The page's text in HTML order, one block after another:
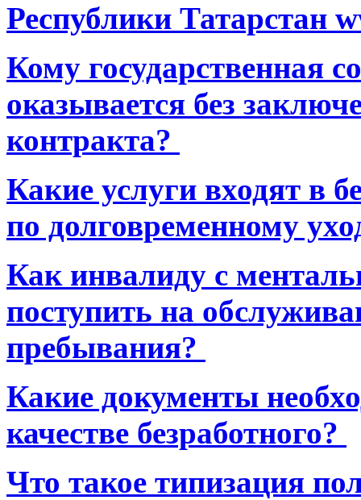
Республики Татарстан
Кому государственная
оказывается без
контракта?
Какие услуги входят в
по долговременному
Как инвалиду с
поступить на
пребывания?
Какие документы
качестве безработного?
Что такое типизация